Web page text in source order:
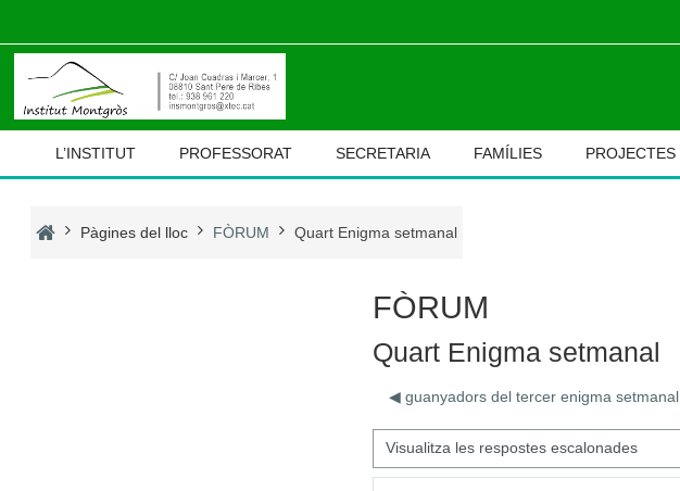
L’INSTITUT PROFESSORAT SECRETARIA FAMÍLIES PROJECTES
Pàgines del lloc FÒRUM Quart Enigma setmanal
FÒRUM
Quart Enigma setmanal
◀︎ guanyadors del tercer enigma setmanal
Mode de visualització